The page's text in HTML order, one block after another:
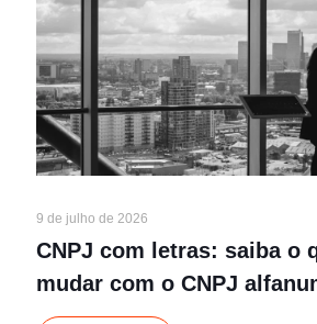
9 de julho de 2026
CNPJ com letras: saiba o
mudar com o CNPJ